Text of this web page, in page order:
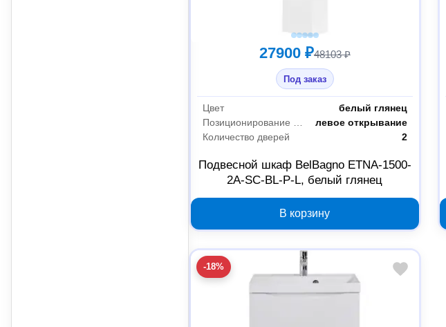
27900 ₽48103 ₽
Под заказ
Цвет
белый глянец
левое открывание
Количество дверей
2
Подвесной шкаф BelBagno ETNA-1500-
2A-SC-BL-P-L, белый глянец
В корзину
-18%